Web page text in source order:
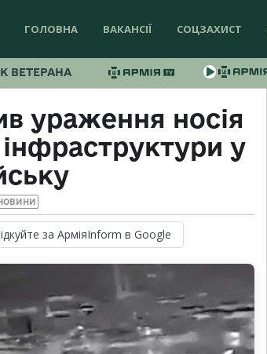
ГОЛОВНА ВАКАНСІЇ СОЦЗАХИСТ
ВЕТЕРАНА
ураження носія
інфраструктури у
за АрміяInform в Google